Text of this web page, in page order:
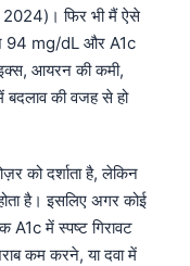
फिर भी मैं ऐसे
94 mg/dL और A1c
आयरन की कमी,
बदलाव की वजह से हो
को दर्शाता है, लेकिन
है। इसलिए अगर कोई
A1c में स्पष्ट गिरावट
कम करने, या दवा में